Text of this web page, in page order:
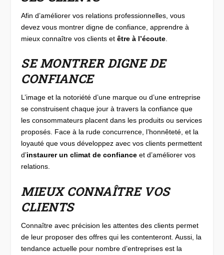
Afin d’améliorer vos relations professionnelles, vous
devez vous montrer digne de confiance, apprendre à
mieux connaître vos clients etêtre à l’écoute
SE MONTRER DIGNE DE
CONFIANCE
L’image et la notoriété d’une marque ou d’une entreprise
se construisent chaque jour à travers la confiance que
les consommateurs placent dans les produits ou services
proposés. Face à la rude concurrence, l’honnêteté, et la
loyauté que vous développez avec vos clients permettent
d’instaurer un climat de confiance et d’améliorer vos
relations.
MIEUX CONNAÎTRE VOS
CLIENTS
Connaître avec précision les attentes des clients permet
de leur proposer des offres qui les contenteront. Aussi, la
tendance actuelle pour nombre d’entreprises est la